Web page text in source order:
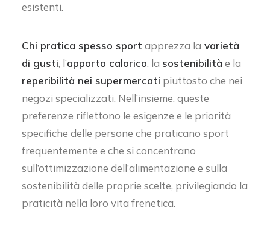
esistenti.
Chi pratica spesso sport apprezza la varietà
di gusti, l’apporto calorico, la sostenibilità e la
reperibilità nei supermercati piuttosto che nei
negozi specializzati. Nell’insieme, queste
preferenze riflettono le esigenze e le priorità
specifiche delle persone che praticano sport
frequentemente e che si concentrano
sull’ottimizzazione dell’alimentazione e sulla
sostenibilità delle proprie scelte, privilegiando la
praticità nella loro vita frenetica.